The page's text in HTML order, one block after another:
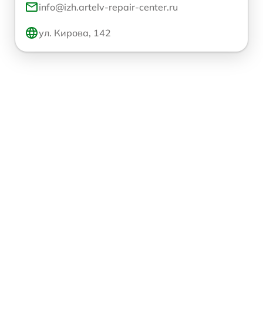
info@izh.artelv-repair-center.ru
ул. Кирова, 142